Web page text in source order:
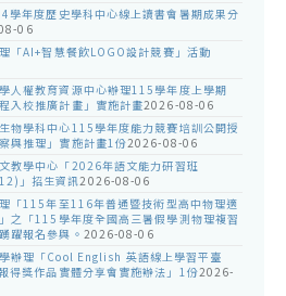
學年度歷史學科中心線上讀書會暑期成果分
06
「AI+智慧餐飲LOGO設計競賽」活動
人權教育資源中心辦理115學年度上學期
入校推廣計畫」實施計畫2026-08-06
物學科中心115學年度能力競賽培訓公開授
與推理」實施計畫1份2026-08-06
教學中心「2026年語文能力研習班
」招生資訊2026-08-06
「115年至116年普通暨技術型高中物理適
之「115學年度全國高三暑假學測物理複習
躍報名參與。 2026-08-06
辦理「Cool English 英語線上學習平臺
得獎作品實體分享會實施辦法」1份2026-